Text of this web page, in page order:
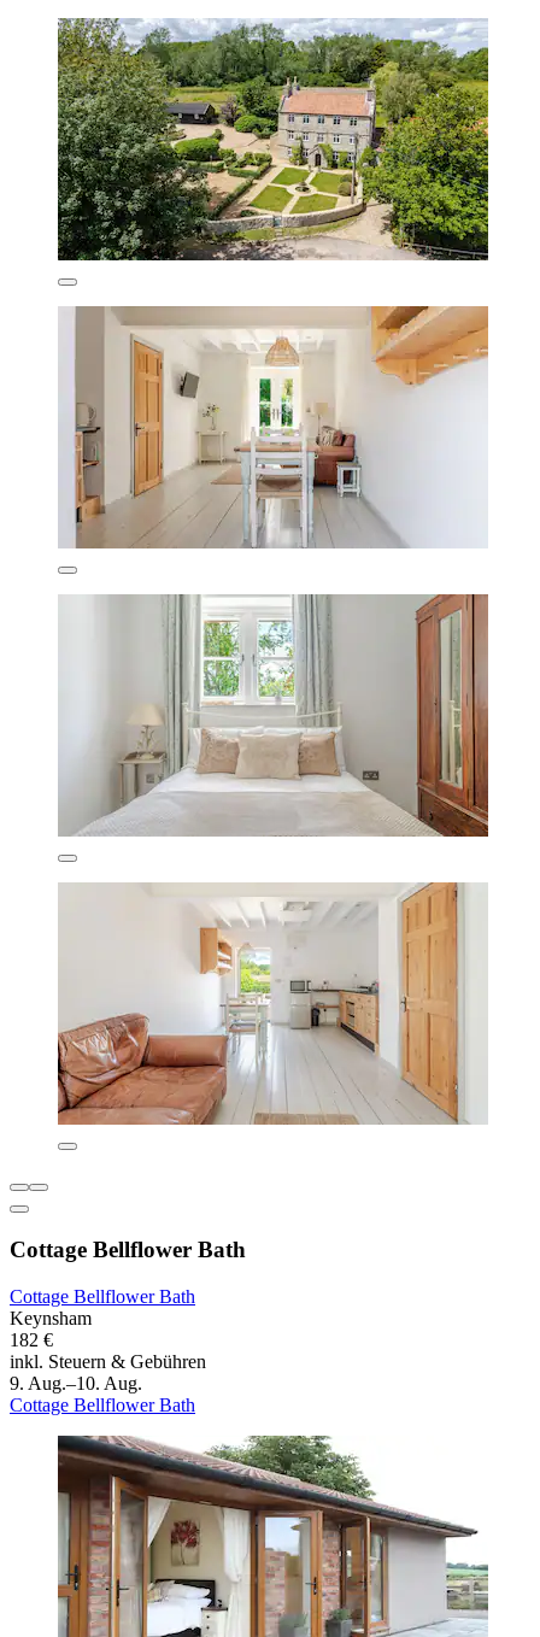
Cottage Bellflower Bath
Cottage Bellflower Bath
Keynsham
182 €
inkl. Steuern & Gebühren
9. Aug.–10. Aug.
Cottage Bellflower Bath